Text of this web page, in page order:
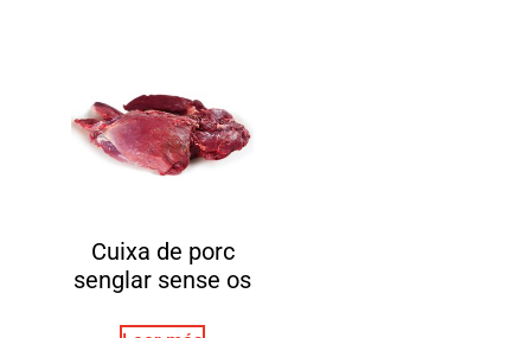
Cuixa de porc
senglar sense os